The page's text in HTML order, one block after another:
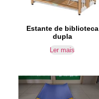
Estante de biblioteca
dupla
Ler mais